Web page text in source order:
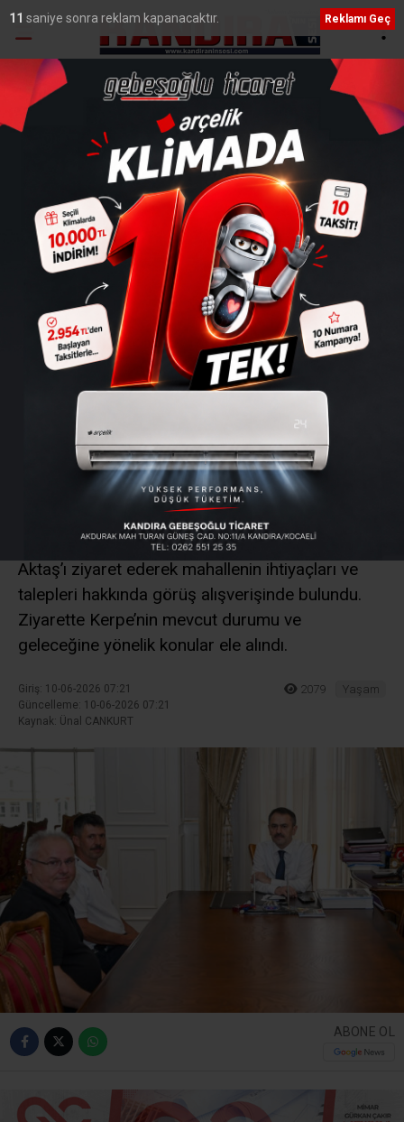
Ana Sayfa›Yaşam
Muhtar Aktaş ve Dursun,
Kerpe’nin Taleplerini Vali
Aktaş’a Aktardı
Kandıra Kerpe Mahalle Muhtarı Olcay Aktaş ile
eski Muhtar Adnan Dursun, Kocaeli Valisi İlhami
Aktaş’ı ziyaret ederek mahallenin ihtiyaçları ve
talepleri hakkında görüş alışverişinde bulundu.
Ziyarette Kerpe’nin mevcut durumu ve
geleceğine yönelik konular ele alındı.
Giriş: 10-06-2026 07:21
Güncelleme: 10-06-2026 07:21
Kaynak: Ünal CANKURT
2079 Yaşam
ABONE OL
9saniye sonra reklam kapanacaktır. Reklamı Geç